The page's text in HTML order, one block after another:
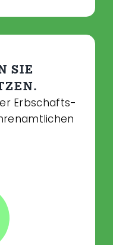
SIE
Erbschafts­­